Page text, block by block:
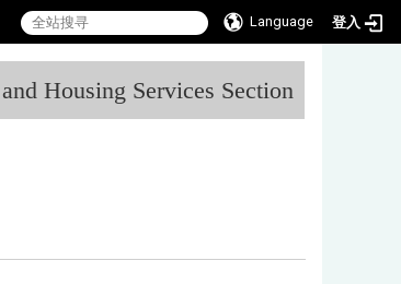
Language 登入
Housing Services Section